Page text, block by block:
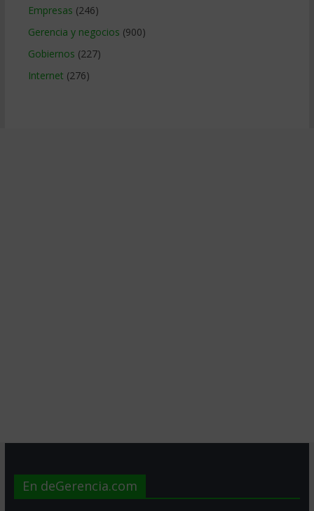
Empresas (246)
Gerencia y negocios (900)
Gobiernos (227)
Internet (276)
En deGerencia.com